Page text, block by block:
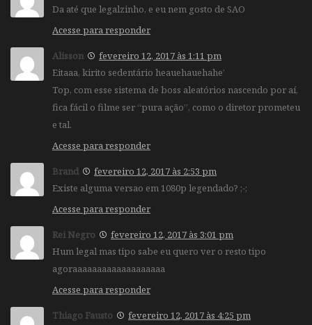
Da até que legalzinho, e eu nem gosto de SAO
Acesse para responder
Alisson
fevereiro 12, 2017 às 1:11 pm
Eitaaa, kirito sedentário heauehauehahe’
Top, com esse sistema de boss aleatórios nascendo por aí,
fica fácil o filme ser “pura ação”, como o diretor prometeu
e tal.
Acesse para responder
Brand
fevereiro 12, 2017 às 2:53 pm
Existe alguma versao em 1080p legendado? ;-;
Acesse para responder
Rei Negro
fevereiro 12, 2017 às 3:01 pm
Hum legal mas tipo sabe eu quero ver o resto tipo
agoraaaaaaaaaaaaaaaaaaa
Acesse para responder
Thiago Fausto
fevereiro 12, 2017 às 4:25 pm